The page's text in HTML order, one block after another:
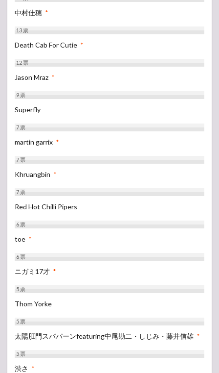
中村佳穂 *
13票
Death Cab For Cutie *
12票
Jason Mraz *
9票
Superfly
7票
martin garrix *
7票
Khruangbin *
7票
Red Hot Chilli Pipers
6票
toe *
6票
ニガミ17才 *
5票
Thom Yorke
5票
太陽肛門スパパーンfeaturing中尾勘二・しじみ・藤井信雄‬ *
5票
渋さ *